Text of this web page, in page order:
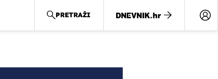
PRETRAŽI